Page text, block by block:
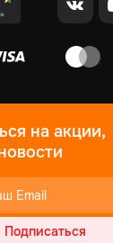
на акции,
Подписаться